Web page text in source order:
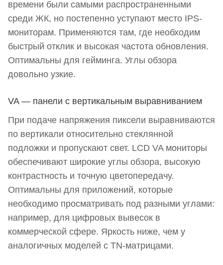
времени были самыми распространенными
среди ЖК, но постепенно уступают место IPS-
мониторам. Применяются там, где необходим
быстрый отклик и высокая частота обновления.
Оптимальны для гейминга. Углы обзора
довольно узкие.
VA — панели с вертикальным выравниванием
При подаче напряжения пиксели выравниваются
по вертикали относительно стеклянной
подложки и пропускают свет. LCD VA мониторы
обеспечивают широкие углы обзора, высокую
контрастность и точную цветопередачу.
Оптимальны для приложений, которые
необходимо просматривать под разными углами:
например, для цифровых вывесок в
коммерческой сфере. Яркость ниже, чем у
аналогичных моделей с TN-матрицами.